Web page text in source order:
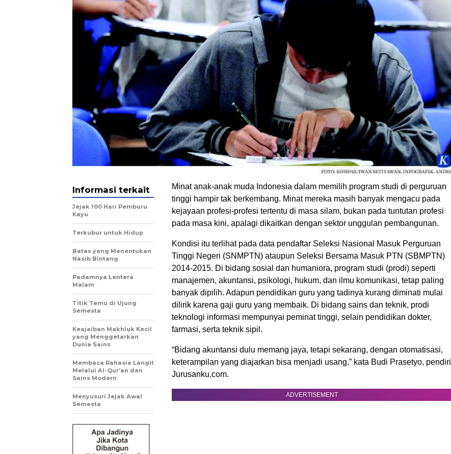
Minat anak-anak muda Indonesia dalam memilih program studi di perguruan
tinggi hampir tak berkembang. Minat mereka masih banyak mengacu pada
kejayaan profesi-profesi tertentu di masa silam, bukan pada tuntutan profesi
pada masa kini, apalagi dikaitkan dengan sektor unggulan pembangunan.
Kondisi itu terlihat pada data pendaftar Seleksi Nasional Masuk Perguruan
Tinggi Negeri (SNMPTN) ataupun Seleksi Bersama Masuk PTN (SBMPTN)
2014-2015. Di bidang sosial dan humaniora, program studi (prodi) seperti
manajemen, akuntansi, psikologi, hukum, dan ilmu komunikasi, tetap paling
banyak dipilih. Adapun pendidikan guru yang tadinya kurang diminati mulai
dilirik karena gaji guru yang membaik. Di bidang sains dan teknik, prodi
teknologi informasi mempunyai peminat tinggi, selain pendidikan dokter,
farmasi, serta teknik sipil.
“Bidang akuntansi dulu memang jaya, tetapi sekarang, dengan otomatisasi,
keterampilan yang diajarkan bisa menjadi usang,” kata Budi Prasetyo, pendiri
Jurusanku.com.
ADVERTISEMENT
Informasi terkait
Jejak 100 Hari Pemburu
Kayu
Terkubur untuk Hidup
Batas yang Menentukan
Nasib Bintang
Padamnya Lentera
Malam
Titik Temu di Ujung
Semesta
Keajaiban Makhluk Kecil
yang Menggetarkan
Dunia Sains
Membaca Rahasia Langit
Melalui Al-Qur’an dan
Sains Modern
Menyusuri Jejak Awal
Semesta